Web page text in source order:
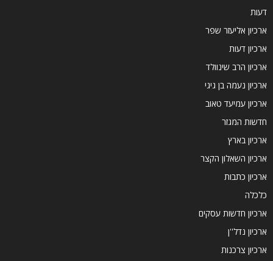
דעות
ארכיון אליעזר שפר
ארכיון דעות
ארכיון הרב שינוולד
ארכיון נעמה בן גיגי
ארכיון עמיעד טאוב
חדשות המגזר
ארכיון בארץ
ארכיון השאלון הקצר
ארכיון כתבות
כלכלה
ארכיון חדשות עסקים
ארכיון נדל''ן
ארכיון צרכנות